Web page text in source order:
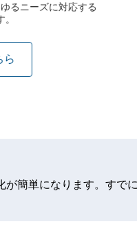
るニーズに対応する
が簡単になります。すで